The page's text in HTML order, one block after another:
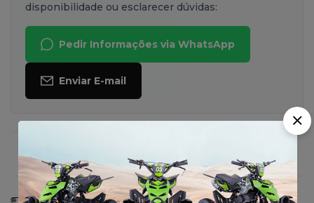
disponibilidade ou esclarecer dúvidas:
Pedir Informações via WhatsApp
Enviar E-mail